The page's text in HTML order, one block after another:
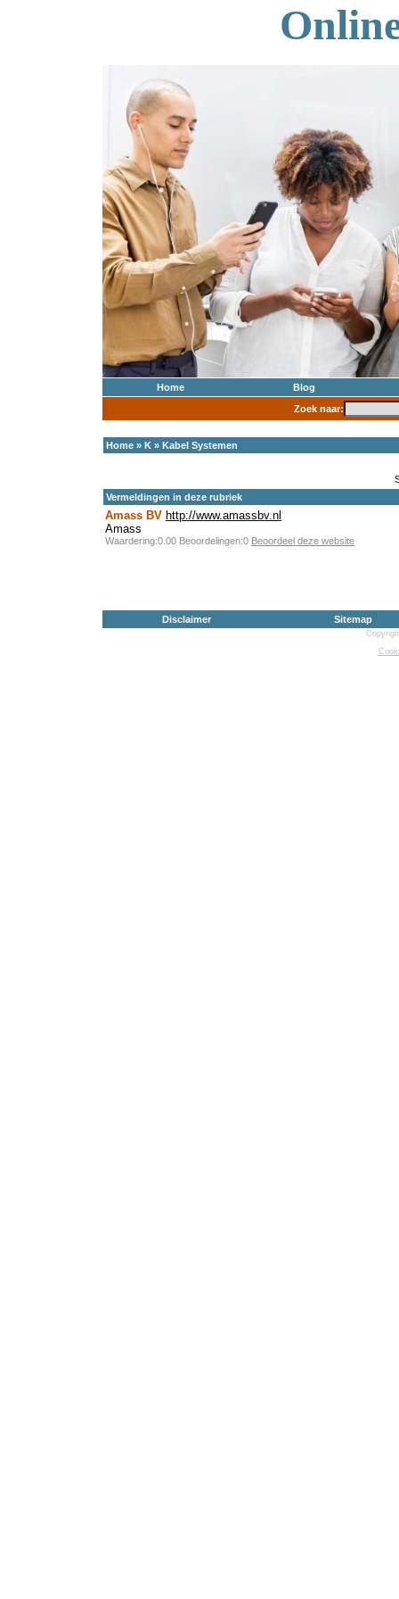
Home
Blog
Zoek naar:
Home » K » Kabel Systemen
Vermeldingen in deze rubriek
Amass BV http://www.amassbv.nl
Amass
Waardering:0.00 Beoordelingen:0 Beoordeel deze website
Disclaimer Sitemap